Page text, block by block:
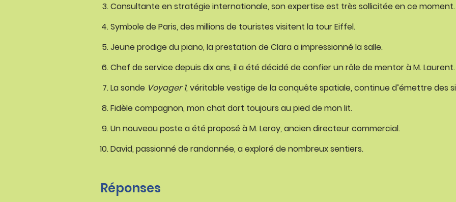
Consultante en stratégie internationale, son expertise est très sollicitée en ce moment.
Symbole de Paris, des millions de touristes visitent la tour Eiffel.
Jeune prodige du piano, la prestation de Clara a impressionné la salle.
Chef de service depuis dix ans, il a été décidé de confier un rôle de mentor à M. Laurent.
La sonde Voyager 1, véritable vestige de la conquête spatiale, continue d’émettre des
Fidèle compagnon, mon chat dort toujours au pied de mon lit.
Un nouveau poste a été proposé à M. Leroy, ancien directeur commercial.
David, passionné de randonnée, a exploré de nombreux sentiers.
Réponses